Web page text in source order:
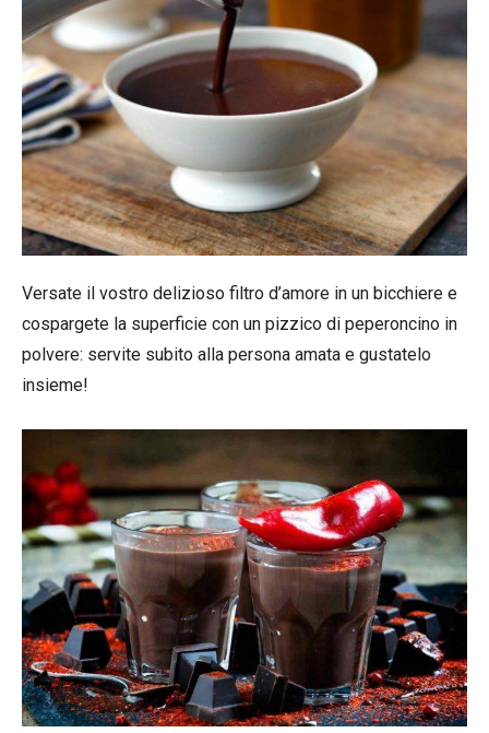
Versate il vostro delizioso filtro d’amore in un bicchiere e
cospargete la superficie con un pizzico di peperoncino in
polvere: servite subito alla persona amata e gustatelo
insieme!